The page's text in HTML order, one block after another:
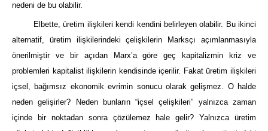
nedeni de bu olabilir.
Elbette, üretim ilişkileri kendi kendini belirleyen olabilir. Bu ikinci
alternatif, üretim ilişkilerindeki çelişkilerin Marksçı açımlanmasıyla
önerilmiştir ve bir açıdan Marx’a göre geç kapitalizmin kriz ve
problemleri kapitalist ilişkilerin kendisinde içerilir. Fakat üretim ilişkileri
içsel, bağımsız ekonomik evrimin sonucu olarak gelişmez. O halde
neden gelişirler? Neden bunların “içsel çelişkileri” yalnızca zaman
içinde bir noktadan sonra çözülemez hale gelir? Yalnızca üretim